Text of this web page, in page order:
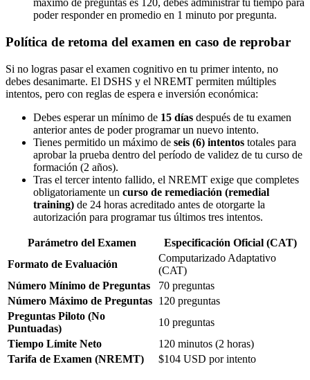
máximo de preguntas es 120, debes administrar tu tiempo para
poder responder en promedio en 1 minuto por pregunta.
Política de retoma del examen en caso de reprobar
Si no logras pasar el examen cognitivo en tu primer intento, no
debes desanimarte. El DSHS y el NREMT permiten múltiples
intentos, pero con reglas de espera e inversión económica:
Debes esperar un mínimo de 15 días después de tu examen
anterior antes de poder programar un nuevo intento.
Tienes permitido un máximo de seis (6) intentos totales para
aprobar la prueba dentro del período de validez de tu curso de
formación (2 años).
Tras el tercer intento fallido, el NREMT exige que completes
obligatoriamente un curso de remediación (remedial
training) de 24 horas acreditado antes de otorgarte la
autorización para programar tus últimos tres intentos.
Parámetro del Examen
Especificación Oficial (CAT)
Formato de Evaluación
Computarizado Adaptativo
(CAT)
Número Mínimo de Preguntas
70 preguntas
Número Máximo de Preguntas 120 preguntas
Preguntas Piloto (No
Puntuadas)
10 preguntas
Tiempo Límite Neto
120 minutos (2 horas)
Tarifa de Examen (NREMT)
$104 USD por intento